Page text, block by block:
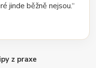
jinde běžně nejsou.“
z praxe